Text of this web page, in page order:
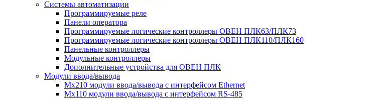
Системы автоматизации
Программируемые реле
Панели оператора
Программируемые логические контроллеры ОВЕН ПЛК63/ПЛК73
Программируемые логические контроллеры ОВЕН ПЛК110/ПЛК160
Панельные контроллеры
Модульные контроллеры
Дополнительные устройства для ОВЕН ПЛК
Модули ввода/вывода
Мх210 модули ввода/вывода с интерфейсом Ethernet
Мх110 модули ввода/вывода с интерфейсом RS-485